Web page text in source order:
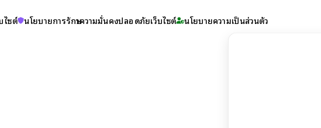
ไซต์ นโยบายการรักษาความมั่นคงปลอดภัยเว็บไซต์ นโยบายความเป็นส่วนตัว